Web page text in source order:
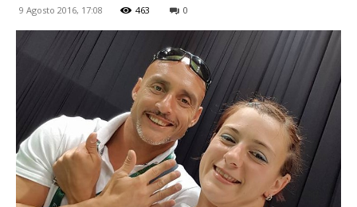
9 Agosto 2016, 17:08 463 0